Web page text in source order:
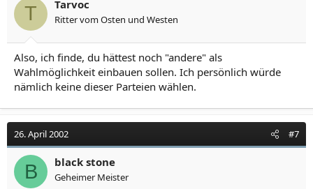
T Tarvoc
Ritter vom Osten und Westen
Also, ich finde, du hättest noch "andere" als
Wahlmöglichkeit einbauen sollen. Ich persönlich würde
nämlich keine dieser Parteien wählen.
26. April 2002 #7
B black stone
Geheimer Meister